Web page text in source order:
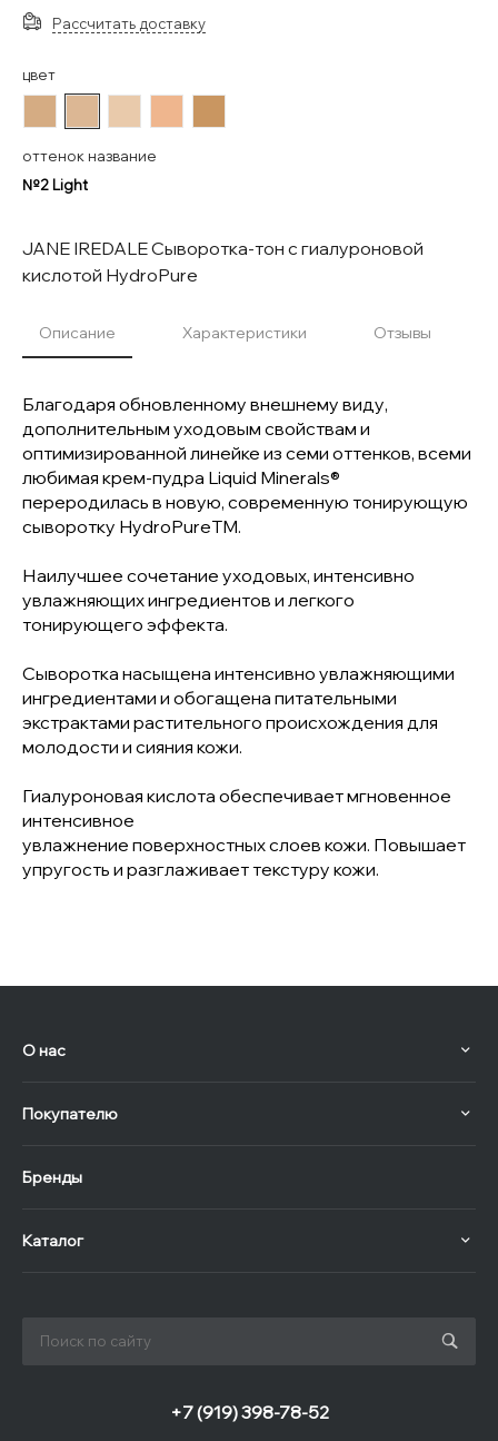
Рассчитать доставку
цвет
оттенок название
№2 Light
JANE IREDALE Сыворотка-тон с гиалуроновой
кислотой HydroPure
Описание Характеристики Отзывы
Благодаря обновленному внешнему виду,
дополнительным уходовым свойствам и
оптимизированной линейке из семи оттенков, всеми
любимая крем-пудра Liquid Minerals®
переродилась в новую, современную тонирующую
сыворотку HydroPureTM.
Наилучшее сочетание уходовых, интенсивно
увлажняющих ингредиентов и легкого
тонирующего эффекта.
Сыворотка насыщена интенсивно увлажняющими
ингредиентами и обогащена питательными
экстрактами растительного происхождения для
молодости и сияния кожи.
Гиалуроновая кислота обеспечивает мгновенное
интенсивное
увлажнение поверхностных слоев кожи. Повышает
упругость и разглаживает текстуру кожи.
О нас
Покупателю
Бренды
Каталог
+7 (919) 398-78-52